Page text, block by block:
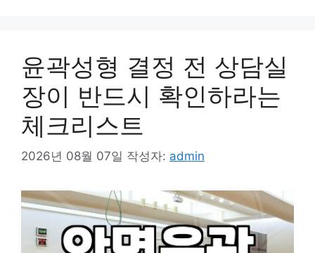
윤곽성형 결정 전 상담실
장이 반드시 확인하라는
체크리스트
2026년 08월 07일 작성자: admin